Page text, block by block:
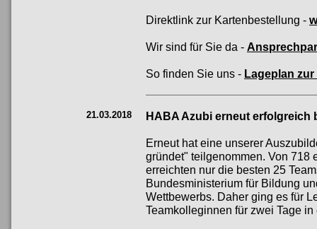
Direktlink zur Kartenbestellung -
Wir sind für Sie da -
So finden Sie uns - Lageplan zur
21.03.2018 HABA Azubi erneut
Erneut hat eine unserer
gründet" teilgenommen. Von 718
erreichten nur die besten 25
Bundesministerium für Bildung
Wettbewerbs. Daher ging es für
Teamkolleginnen für zwei Tage